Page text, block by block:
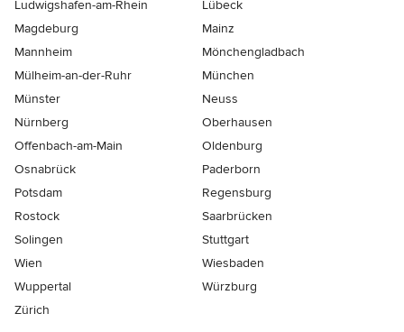
Ludwigshafen-am-Rhein
Lübeck
Magdeburg
Mainz
Mannheim
Mönchen­gladbach
Mülheim-an-der-Ruhr
München
Münster
Neuss
Nürnberg
Oberhausen
Offenbach-am-Main
Oldenburg
Osnabrück
Paderborn
Potsdam
Regensburg
Rostock
Saarbrücken
Solingen
Stuttgart
Wien
Wiesbaden
Wuppertal
Würzburg
Zürich